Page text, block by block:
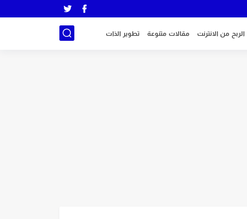
الربح من الانترنت مقالات متنوعة تطوير الذات